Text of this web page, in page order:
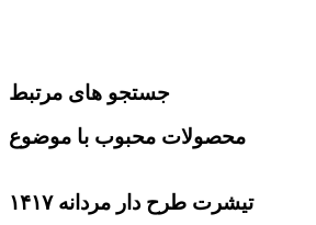
جستجو های مرتبط
محصولات محبوب با موضوع
تیشرت طرح دار مردانه ۱۴۱۷